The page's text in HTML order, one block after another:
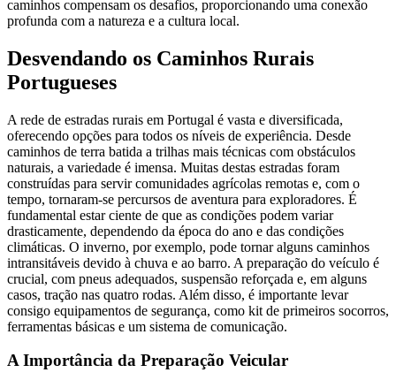
caminhos compensam os desafios, proporcionando uma conexão
profunda com a natureza e a cultura local.
Desvendando os Caminhos Rurais
Portugueses
A rede de estradas rurais em Portugal é vasta e diversificada,
oferecendo opções para todos os níveis de experiência. Desde
caminhos de terra batida a trilhas mais técnicas com obstáculos
naturais, a variedade é imensa. Muitas destas estradas foram
construídas para servir comunidades agrícolas remotas e, com o
tempo, tornaram-se percursos de aventura para exploradores. É
fundamental estar ciente de que as condições podem variar
drasticamente, dependendo da época do ano e das condições
climáticas. O inverno, por exemplo, pode tornar alguns caminhos
intransitáveis devido à chuva e ao barro. A preparação do veículo é
crucial, com pneus adequados, suspensão reforçada e, em alguns
casos, tração nas quatro rodas. Além disso, é importante levar
consigo equipamentos de segurança, como kit de primeiros socorros,
ferramentas básicas e um sistema de comunicação.
A Importância da Preparação Veicular